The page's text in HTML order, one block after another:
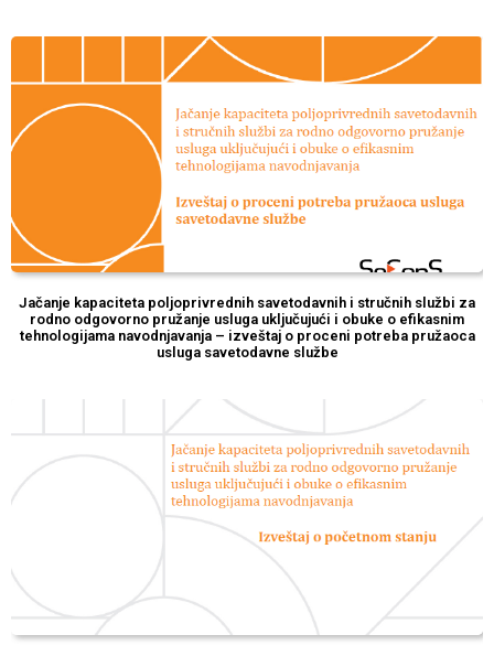
Jačanje kapaciteta poljoprivrednih savetodavnih i stručnih službi za
rodno odgovorno pružanje usluga uključujući i obuke o efikasnim
tehnologijama navodnjavanja – izveštaj o proceni potreba pružaoca
usluga savetodavne službe